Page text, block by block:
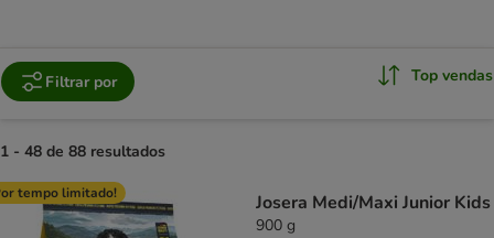
Filtrar por Top vendas
1 - 48 de 88 resultados
product items have been changed
tempo limitado! Josera Medi/Maxi Junior Kids
900 g